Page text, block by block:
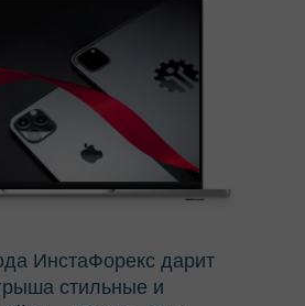
ИнстаФорекс дарит
стильные и